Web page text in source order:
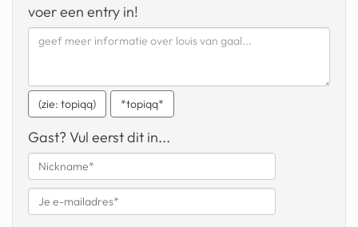
blokker
dubai chocolade
ass
chinese automerken
boring phone
bakelse princess taart
dunkin donuts
voer een entry in!
(zie: topiqq) *topiqq*
Gast? Vul eerst dit in...